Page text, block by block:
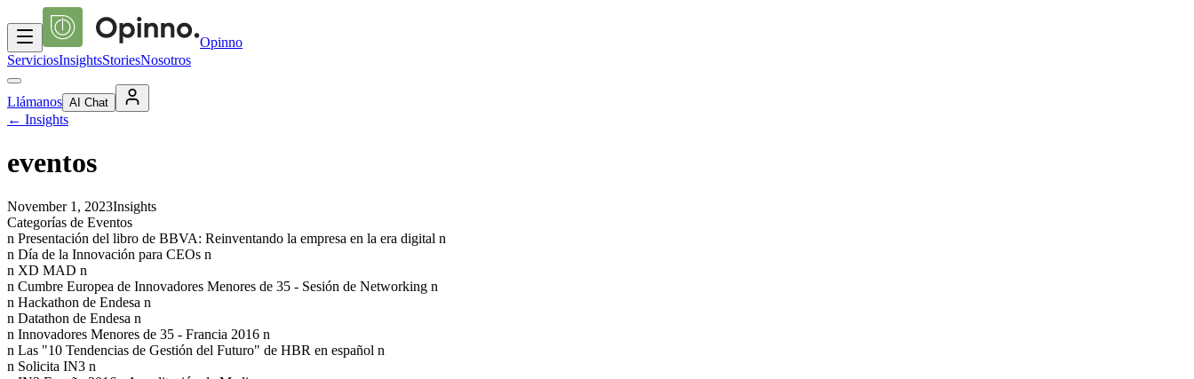
Opinno
ServiciosInsightsStoriesNosotros
Llámanos AI Chat
← Insights
eventos
November 1, 2023Insights
Categorías de Eventos
n Presentación del libro de BBVA: Reinventando la empresa en la era digital n
n Día de la Innovación para CEOs n
n XD MAD n
n Cumbre Europea de Innovadores Menores de 35 - Sesión de Networking n
n Hackathon de Endesa n
n Datathon de Endesa n
n Innovadores Menores de 35 - Francia 2016 n
n Las "10 Tendencias de Gestión del Futuro" de HBR en español n
n Solicita IN3 n